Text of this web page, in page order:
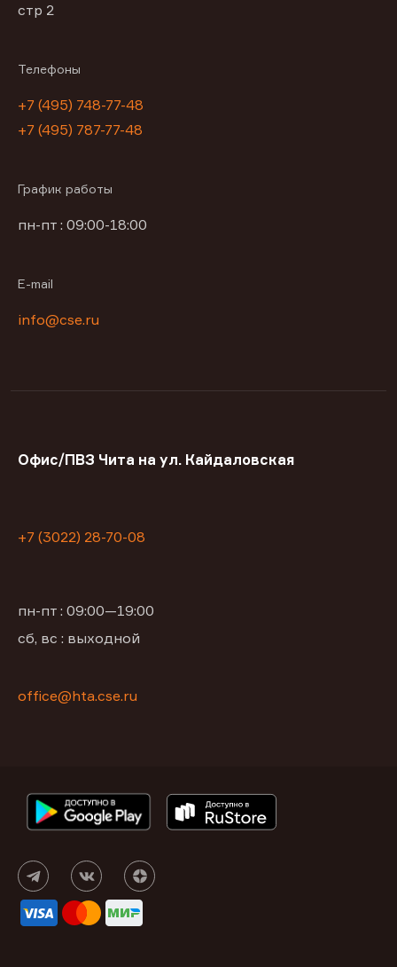
стр 2
Телефоны
+7 (495) 748-77-48
+7 (495) 787-77-48
График работы
пн-пт : 09:00-18:00
E-mail
info@cse.ru
Офис/ПВЗ Чита на ул. Кайдаловская
+7 (3022) 28-70-08
пн-пт : 09:00—19:00
сб, вс : выходной
office@hta.cse.ru